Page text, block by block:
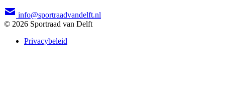
info@sportraadvandelft.nl
© 2026 Sportraad van Delft
Privacybeleid